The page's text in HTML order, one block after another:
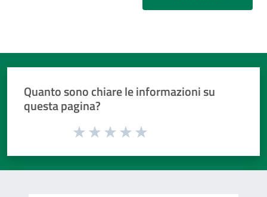
Quanto sono chiare le informazioni su
questa pagina?
Valuta da 1 a 5 stelle la pagina